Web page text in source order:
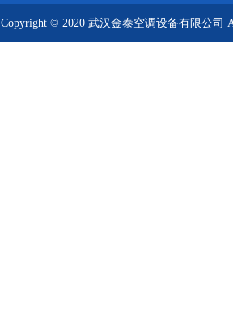
2012
Copyright © 2020 武汉金泰空调设备有限公司